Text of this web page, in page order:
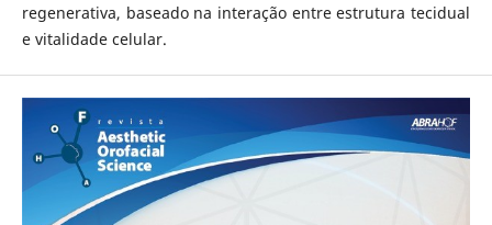
regenerativa, baseado na interação entre estrutura tecidual
e vitalidade celular.